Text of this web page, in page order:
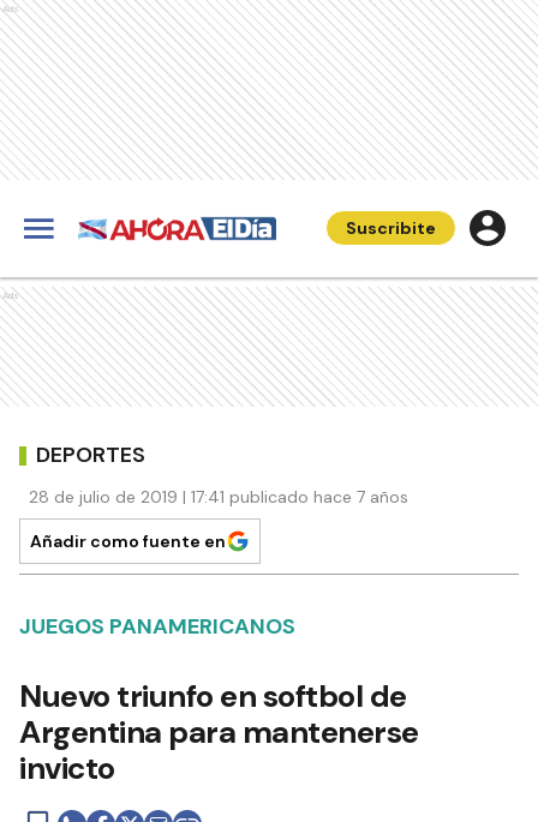
Ads
Suscribite
Ads
DEPORTES
28 de julio de 2019 | 17:41 publicado hace 7 años
Añadir como fuente en
JUEGOS PANAMERICANOS
Nuevo triunfo en softbol de
Argentina para mantenerse
invicto